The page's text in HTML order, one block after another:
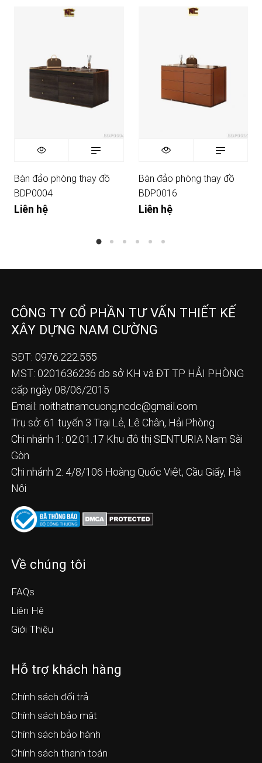
Bàn đảo phòng thay đồ
BDP0004
Liên hệ
Bàn đảo phòng thay đồ
BDP0016
Liên hệ
CÔNG TY CỔ PHẦN TƯ VẤN THIẾT KẾ
XÂY DỰNG NAM CƯỜNG
SĐT: 0976.222.555
MST: 0201636236 do sở KH và ĐT TP HẢI PHÒNG
cấp ngày 08/06/2015
Email: noithatnamcuong.ncdc@gmail.com
Trụ sở: 61 tuyến 3 Trại Lẻ, Lê Chân, Hải Phòng
Chi nhánh 1: 02.01.17 Khu đô thị SENTURIA Nam Sài
Gòn
Chi nhánh 2: 4/8/106 Hoàng Quốc Việt, Cầu Giấy, Hà
Nội
Về chúng tôi
FAQs
Liên Hệ
Giới Thiệu
Hỗ trợ khách hàng
Chính sách đổi trả
Chính sách bảo mật
Chính sách bảo hành
Chính sách thanh toán